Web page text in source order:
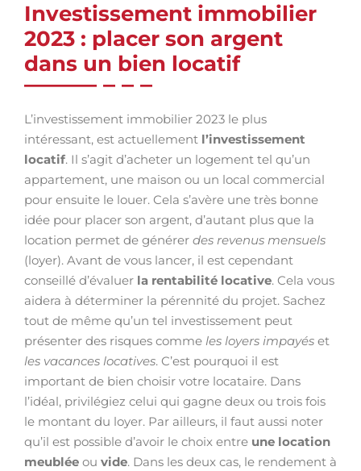
Investissement immobilier
2023 : placer son argent
dans un bien locatif
L’investissement immobilier 2023 le plus
intéressant, est actuellement l’investissement
locatif. Il s’agit d’acheter un logement tel qu’un
appartement, une maison ou un local commercial
pour ensuite le louer. Cela s’avère une très bonne
idée pour placer son argent, d’autant plus que la
location permet de générer des revenus mensuels
(loyer). Avant de vous lancer, il est cependant
conseillé d’évaluer la rentabilité locative. Cela vous
aidera à déterminer la pérennité du projet. Sachez
tout de même qu’un tel investissement peut
présenter des risques comme les loyers impayés et
les vacances locatives. C’est pourquoi il est
important de bien choisir votre locataire. Dans
l’idéal, privilégiez celui qui gagne deux ou trois fois
le montant du loyer. Par ailleurs, il faut aussi noter
qu’il est possible d’avoir le choix entre une location
meublée ou vide. Dans les deux cas, le rendement à